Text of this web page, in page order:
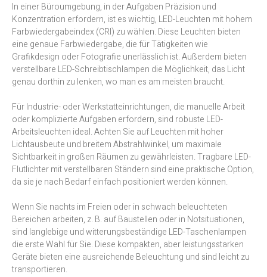
In einer Büroumgebung, in der Aufgaben Präzision und
Konzentration erfordern, ist es wichtig, LED-Leuchten mit hohem
Farbwiedergabeindex (CRI) zu wählen. Diese Leuchten bieten
eine genaue Farbwiedergabe, die für Tätigkeiten wie
Grafikdesign oder Fotografie unerlässlich ist. Außerdem bieten
verstellbare LED-Schreibtischlampen die Möglichkeit, das Licht
genau dorthin zu lenken, wo man es am meisten braucht.
Für Industrie- oder Werkstatteinrichtungen, die manuelle Arbeit
oder komplizierte Aufgaben erfordern, sind robuste LED-
Arbeitsleuchten ideal. Achten Sie auf Leuchten mit hoher
Lichtausbeute und breitem Abstrahlwinkel, um maximale
Sichtbarkeit in großen Räumen zu gewährleisten. Tragbare LED-
Flutlichter mit verstellbaren Ständern sind eine praktische Option,
da sie je nach Bedarf einfach positioniert werden können.
Wenn Sie nachts im Freien oder in schwach beleuchteten
Bereichen arbeiten, z. B. auf Baustellen oder in Notsituationen,
sind langlebige und witterungsbeständige LED-Taschenlampen
die erste Wahl für Sie. Diese kompakten, aber leistungsstarken
Geräte bieten eine ausreichende Beleuchtung und sind leicht zu
transportieren.